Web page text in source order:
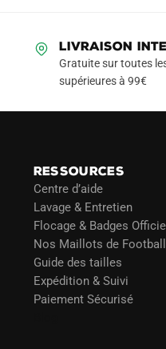
LIVRAISON
Gratuite sur toutes
supérieures à 99€
RESSOURCES
Centre d’aide
Lavage & Entretien
Flocage & Badges
Nos Maillots de Football
Guide des tailles
Expédition & Suivi
Paiement Sécurisé